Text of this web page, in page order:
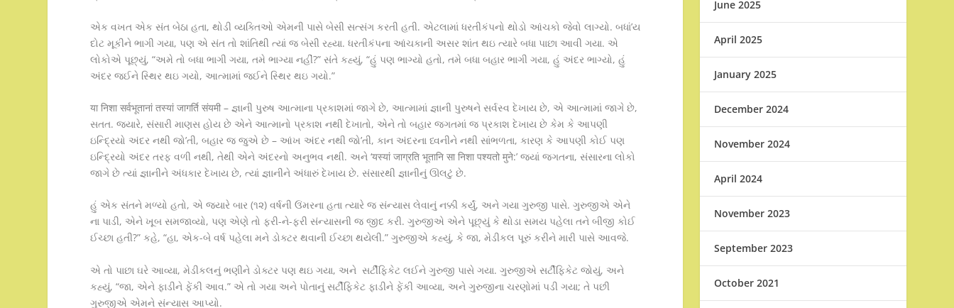
એક વખત એક સંત બેઠા હતા, થોડી વ્યક્તિઓ એમની પાસે બેસી સત્સંગ કરતી હતી. એટલામાં ધરતીકંપનો થોડો આંચકો જેવો લાગ્યો. બધાં’ય
દોટ મૂકીને ભાગી ગયા, પણ એ સંત તો શાંતિથી ત્યાં જ બેસી રહ્યા. ધરતીકંપના આંચકાની અસર શાંત થઇ ત્યારે બધા પાછા આવી ગયા. એ
લોકોએ પૂછ્યું, “અમે તો બધા ભાગી ગયા, તમે ભાગ્યા નહીં?” સંતે કહ્યું, “હું પણ ભાગ્યો હતો, તમે બધા બહાર ભાગી ગયા, હું અંદર ભાગ્યો, હું
અંદર જઈને સ્થિર થઇ ગયો, આત્મામાં જઈને સ્થિર થઇ ગયો.”
या निशा सर्वभूतानां तस्यां जागर्ति संयमी – જ્ઞાની પુરુષ આત્માના પ્રકાશમાં જાગે છે, આત્મામાં જ્ઞાની પુરુષને સર્વસ્વ દેખાય છે, એ આત્મામાં જાગે છે,
સતત. જયારે, સંસારી માણસ હોય છે એને આત્માનો પ્રકાશ નથી દેખાતો, એને તો બહાર જગતમાં જ પ્રકાશ દેખાય છે કેમ કે આપણી
ઇન્દ્રિયો અંદર નથી જો’તી, બહાર જ જુએ છે – આંખ અંદર નથી જો’તી, કાન અંદરના ધ્વનીને નથી સાંભળતા, કારણ કે આપણી કોઈ પણ
ઇન્દ્રિયો અંદર તરફ વળી નથી, તેથી એને અંદરનો અનુભવ નથી. અને ‘यस्यां जाग्रति भूतानि सा निशा पश्यतो मुने:’ જ્યાં જગતના, સંસારના લોકો
જાગે છે ત્યાં જ્ઞાનીને અંધકાર દેખાય છે, ત્યાં જ્ઞાનીને અંધારું દેખાય છે. સંસારથી જ્ઞાનીનું ઊલટું છે.
હું એક સંતને મળ્યો હતો, એ જયારે બાર (૧૨) વર્ષની ઉંમરના હતા ત્યારે જ સંન્યાસ લેવાનું નક્કી કર્યું, અને ગયા ગુરુજી પાસે. ગુરુજીએ એને
ના પાડી, એને ખૂબ સમજાવ્યો, પણ એણે તો ફરી-ને-ફરી સંન્યાસની જ જીદ કરી. ગુરુજીએ એને પૂછ્યું કે થોડા સમય પહેલા તને બીજી કોઈ
ઈચ્છા હતી?” કહે, “હા, એક-બે વર્ષ પહેલા મને ડોક્ટર થવાની ઈચ્છા થયેલી.” ગુરુજીએ કહ્યું, કે જા, મેડીકલ પૂરું કરીને મારી પાસે આવજે.
એ તો પાછા ઘરે આવ્યા, મેડીકલનું ભણીને ડોક્ટર પણ થઇ ગયા, અને સર્ટીફિકેટ લઈને ગુરુજી પાસે ગયા. ગુરુજીએ સર્ટીફિકેટ જોયું, અને
કહ્યું, “જા, એને ફાડીને ફેંકી આવ.” એ તો ગયા અને પોતાનું સર્ટીફિકેટ ફાડીને ફેંકી આવ્યા, અને ગુરુજીના ચરણોમાં પડી ગયા; તે પછી
ગુરુજીએ એમને સંન્યાસ આપ્યો.
June 2025
April 2025
January 2025
December 2024
November 2024
April 2024
November 2023
September 2023
October 2021